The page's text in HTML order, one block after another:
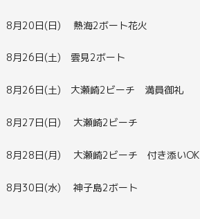
8月20日(日) 熱海2ボート花火
8月26日(土) 雲見2ボート
8月26日(土) 大瀬崎2ビーチ 満員御礼
8月27日(日) 大瀬崎2ビーチ
8月28日(月) 大瀬崎2ビーチ 付き添いOK
8月30日(水) 神子島2ボート